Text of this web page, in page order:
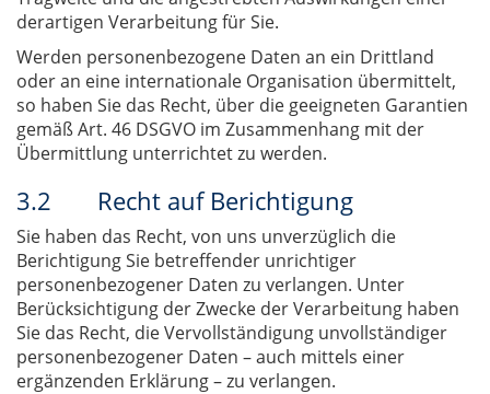
derartigen Verarbeitung für Sie.
Werden personenbezogene Daten an ein Drittland
oder an eine internationale Organisation übermittelt,
so haben Sie das Recht, über die geeigneten Garantien
gemäß Art. 46 DSGVO im Zusammenhang mit der
Übermittlung unterrichtet zu werden.
3.2 Recht auf Berichtigung
Sie haben das Recht, von uns unverzüglich die
Berichtigung Sie betreffender unrichtiger
personenbezogener Daten zu verlangen. Unter
Berücksichtigung der Zwecke der Verarbeitung haben
Sie das Recht, die Vervollständigung unvollständiger
personenbezogener Daten – auch mittels einer
ergänzenden Erklärung – zu verlangen.